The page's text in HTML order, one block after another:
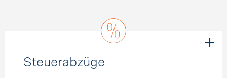
Steuerabzüge